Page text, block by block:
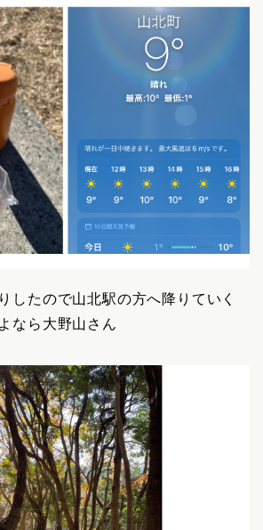
したので山北駅の方へ降りていく
なら大野山さん